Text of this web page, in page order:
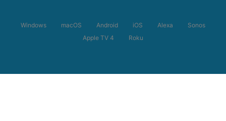
Windows macOS Android iOS Alexa
Sonos
Apple TV 4
Roku